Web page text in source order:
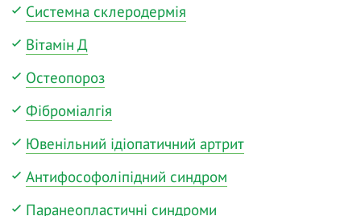
Системна склеродермія
Вітамін Д
Остеопороз
Фіброміалгія
Ювенільний ідіопатичний артрит
Антифософоліпідний синдром
Паранеопластичні синдроми